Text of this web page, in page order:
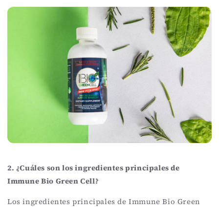
2. ¿Cuáles son los ingredientes principales de
Immune Bio Green Cell?
Los ingredientes principales de Immune Bio Green